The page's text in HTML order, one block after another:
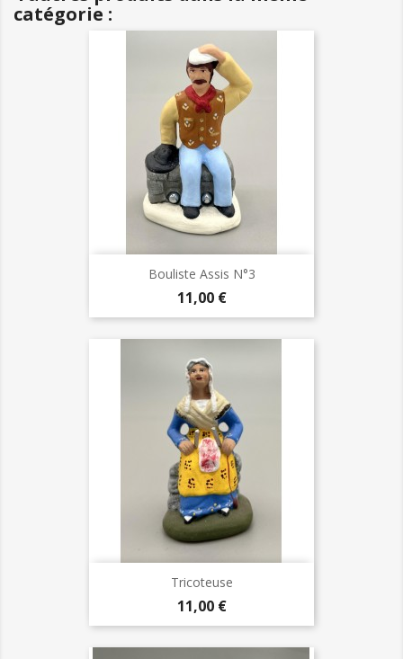
catégorie :
Bouliste Assis N°3
Prix
11,00 €
Tricoteuse
Prix
11,00 €